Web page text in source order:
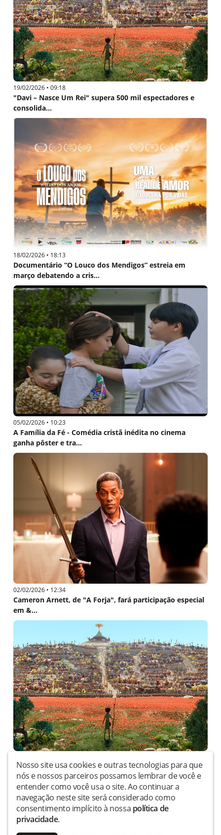
19/02/2026 • 09:18
"Davi – Nasce Um Rei" supera 500 mil espectadores e
consolida...
18/02/2026 • 18:13
Documentário “O Louco dos Mendigos” estreia em
março debatendo a cris...
05/02/2026 • 10:23
A Família da Fé - Comédia cristã inédita no cinema
ganha pôster e tra...
02/02/2026 • 12:34
Cameron Arnett, de "A Forja", fará participação especial
em &...
Davi – Nasce um Rei estreia nos cinemas e se consolida
como fenômeno ...
1 2 3 4 5
Copyright © Radiovisionaria - Todos os direitos
Nosso site usa cookies e outras tecnologias para que
nós e nossos parceiros possamos lembrar de você e
entender como você usa o site. Ao continuar a
navegação neste site será considerado como
consentimento implícito à nossa política de
privacidade.